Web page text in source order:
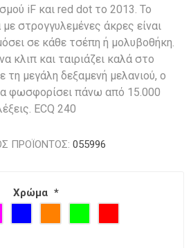
iF και red dot το 2013. Το
στρογγυλεμένες άκρες είναι
σε κάθε τσέπη ή μολυβοθήκη.
κλιπ και ταιριάζει καλά στο
μεγάλη δεξαμενή μελανιού, ο
φωσφορίσει πάνω από 15.000
ECQ 240
ΠΡΟΪΟΝΤΟΣ: 055996
Χρώμα *